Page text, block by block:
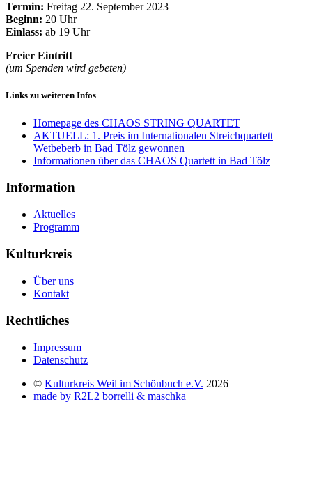
Termin: Freitag 22. September 2023
Beginn: 20 Uhr
Einlass: ab 19 Uhr
Freier Eintritt
(um Spenden wird gebeten)
Links zu weiteren Infos
Homepage des CHAOS STRING QUARTET
AKTUELL: 1. Preis im Internationalen Streichquartett
Wetbeberb in Bad Tölz gewonnen
Informationen über das CHAOS Quartett in Bad Tölz
Information
Aktuelles
Programm
Kulturkreis
Über uns
Kontakt
Rechtliches
Impressum
Datenschutz
© Kulturkreis Weil im Schönbuch e.V. 2026
made by R2L2 borrelli & maschka